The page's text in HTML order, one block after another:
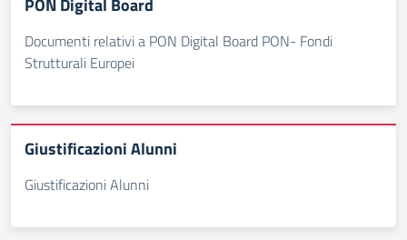
PON Digital Board
Documenti relativi a PON Digital Board PON- Fondi
Strutturali Europei
Giustificazioni Alunni
Giustificazioni Alunni